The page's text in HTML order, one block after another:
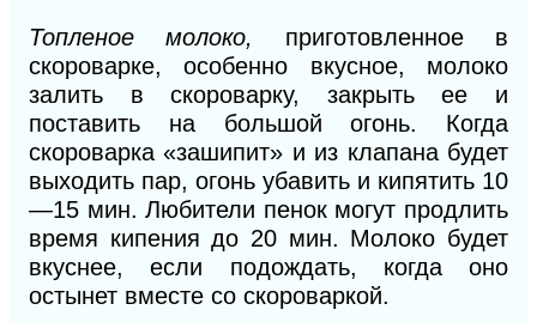
Топленое молоко, приготовленное в
скороварке, особенно вкусное,
молоко
залить в скороварку, закрыть ее и
поставить на большой огонь. Когда
скороварка «зашипит» и из клапана будет
выходить пар, огонь убавить и кипятить 10
—15 мин. Любители пенок могут продлить
время кипения до 20 мин. Молоко будет
вкуснее, если подождать, когда оно
остынет вместе со скороваркой.